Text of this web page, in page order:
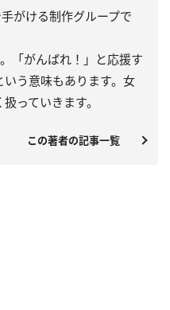
がける制作グループで
「がんばれ！」と応援す
う意味もあります。女
っていきます。
この著者の記事一覧